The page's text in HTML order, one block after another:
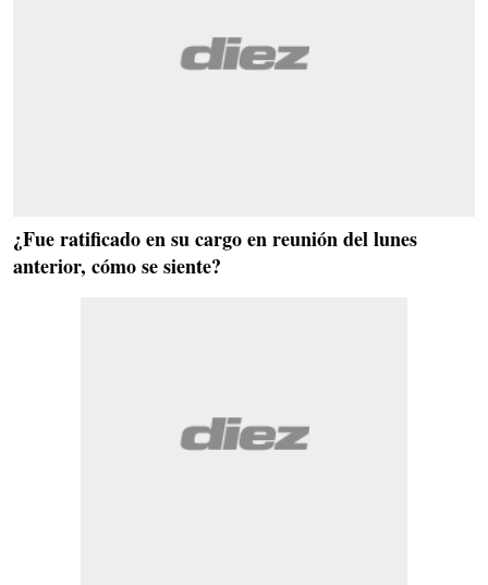
¿Fue ratificado en su cargo en reunión del lunes
anterior, cómo se siente?